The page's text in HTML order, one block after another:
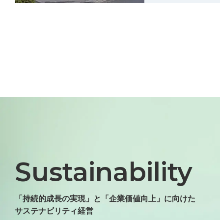
Sustainability
「持続的成長の実現」と「企業価値向上」に向けた
サステナビリティ経営